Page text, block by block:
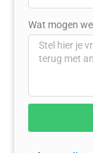
Wat mogen